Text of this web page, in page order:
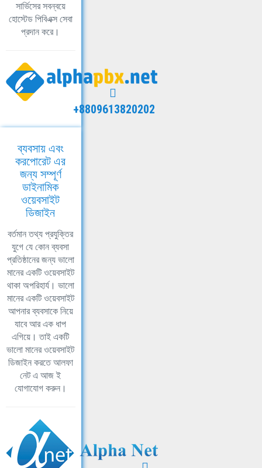
সার্ভিসের সবন্বয়ে
হোস্টেড পিবিএক্স সেবা
প্রদান করে।
+8809613820202
ব্যবসায় এবং
করপোরেট এর
জন্য সম্পূর্ণ
ডাইনামিক
ওয়েবসাইট
ডিজাইন
বর্তমান তথ্য প্রযুক্তির
যুগে যে কোন ব্যবসা
প্রতিষ্ঠানের জন্য ভালো
মানের একটি ওয়েবসাইট
থাকা অপরিহার্য। ভালো
মানের একটি ওয়েবসাইট
আপনার ব্যবসাকে নিয়ে
যাবে আর এক ধাপ
এগিয়ে। তাই একটি
ভালো মানের ওয়েবসাইট
ডিজাইন করতে আলফা
নেট এ আজ ই
যোগাযোগ করুন।